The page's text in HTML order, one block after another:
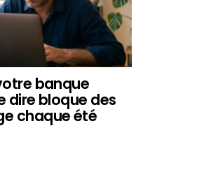
banque
dire bloque des
chaque été